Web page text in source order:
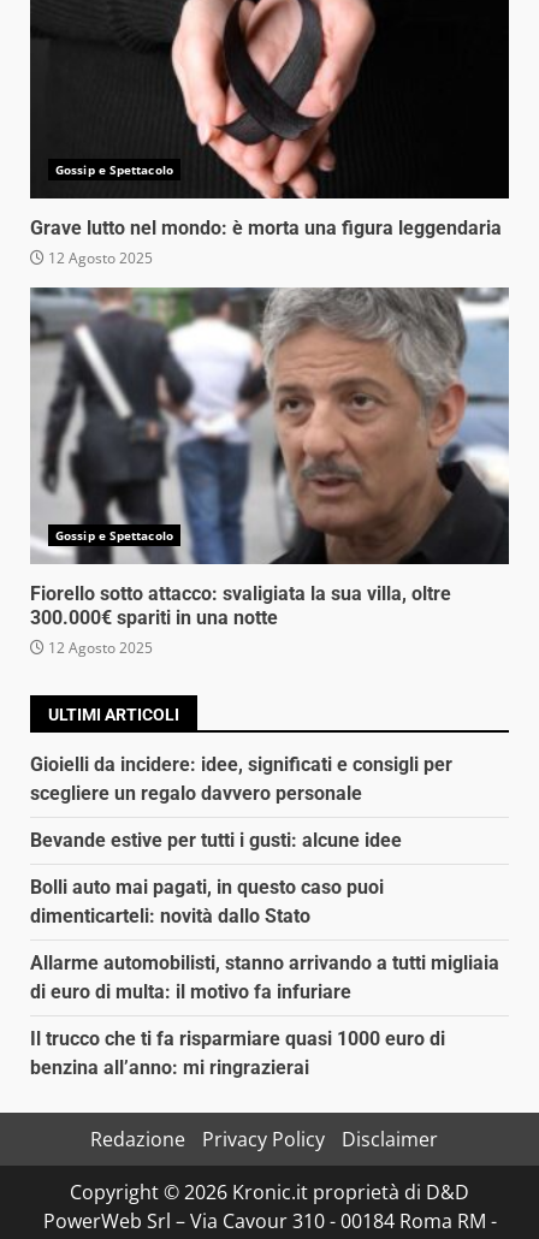
Gossip e Spettacolo
Grave lutto nel mondo: è morta una figura leggendaria
12 Agosto 2025
Gossip e Spettacolo
Fiorello sotto attacco: svaligiata la sua villa, oltre
300.000€ spariti in una notte
12 Agosto 2025
ULTIMI ARTICOLI
Gioielli da incidere: idee, significati e consigli per
scegliere un regalo davvero personale
Bevande estive per tutti i gusti: alcune idee
Bolli auto mai pagati, in questo caso puoi
dimenticarteli: novità dallo Stato
Allarme automobilisti, stanno arrivando a tutti migliaia
di euro di multa: il motivo fa infuriare
Il trucco che ti fa risparmiare quasi 1000 euro di
benzina all’anno: mi ringrazierai
Redazione Privacy Policy
Disclaimer
Copyright © 2026 Kronic.it proprietà di D&D
PowerWeb Srl – Via Cavour 310 - 00184 Roma RM -